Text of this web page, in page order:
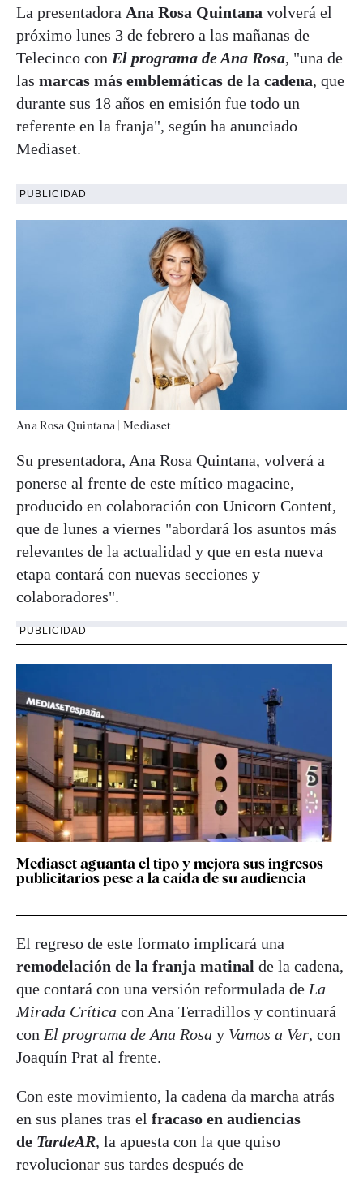
La presentadora Ana Rosa Quintana volverá el
próximo lunes 3 de febrero a las mañanas de
Telecinco con El programa de Ana Rosa, "una de
las marcas más emblemáticas de la cadena, que
durante sus 18 años en emisión fue todo un
referente en la franja", según ha anunciado
Mediaset.
PUBLICIDAD
Ana Rosa Quintana |Mediaset
Su presentadora, Ana Rosa Quintana, volverá a
ponerse al frente de este mítico magacine,
producido en colaboración con Unicorn Content,
que de lunes a viernes "abordará los asuntos más
relevantes de la actualidad y que en esta nueva
etapa contará con nuevas secciones y
colaboradores".
PUBLICIDAD
Mediaset aguanta el tipo y mejora sus ingresos
publicitarios pese a la caída de su audiencia
El regreso de este formato implicará una
remodelación de la franja matinal de la cadena,
que contará con una versión reformulada de La
Mirada Crítica con Ana Terradillos y continuará
con El programa de Ana Rosa y Vamos a Ver, con
Joaquín Prat al frente.
Con este movimiento, la cadena da marcha atrás
en sus planes tras el fracaso en audiencias
de TardeAR, la apuesta con la que quiso
revolucionar sus tardes después de